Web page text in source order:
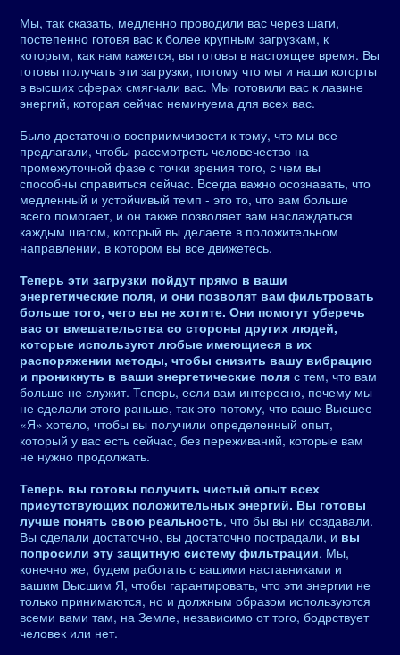
Мы, так сказать, медленно проводили вас через шаги,
постепенно готовя вас к более крупным загрузкам, к
которым, как нам кажется, вы готовы в настоящее время. Вы
готовы получать эти загрузки, потому что мы и наши когорты
в высших сферах смягчали вас. Мы готовили вас к лавине
энергий, которая сейчас неминуема для всех вас.
Было достаточно восприимчивости к тому, что мы все
предлагали, чтобы рассмотреть человечество на
промежуточной фазе с точки зрения того, с чем вы
способны справиться сейчас. Всегда важно осознавать, что
медленный и устойчивый темп - это то, что вам больше
всего помогает, и он также позволяет вам наслаждаться
каждым шагом, который вы делаете в положительном
направлении, в котором вы все движетесь.
Теперь эти загрузки пойдут прямо в ваши
энергетические поля, и они позволят вам фильтровать
больше того, чего вы не хотите. Они помогут уберечь
вас от вмешательства со стороны других людей,
которые используют любые имеющиеся в их
распоряжении методы, чтобы снизить вашу вибрацию
и проникнуть в ваши энергетические поля с тем, что вам
больше не служит. Теперь, если вам интересно, почему мы
не сделали этого раньше, так это потому, что ваше Высшее
«Я» хотело, чтобы вы получили определенный опыт,
который у вас есть сейчас, без переживаний, которые вам
не нужно продолжать.
Теперь вы готовы получить чистый опыт всех
присутствующих положительных энергий. Вы готовы
лучше понять свою реальность, что бы вы ни создавали.
Вы сделали достаточно, вы достаточно пострадали, и вы
попросили эту защитную систему фильтрации. Мы,
конечно же, будем работать с вашими наставниками и
вашим Высшим Я, чтобы гарантировать, что эти энергии не
только принимаются, но и должным образом используются
всеми вами там, на Земле, независимо от того, бодрствует
человек или нет.